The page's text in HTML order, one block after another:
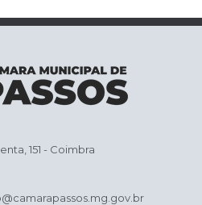
151 - Coimbra